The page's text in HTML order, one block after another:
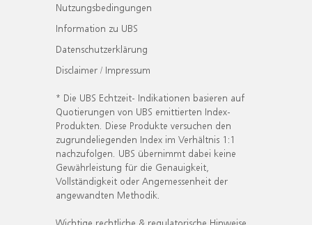
Nutzungsbedingungen
Information zu UBS
Datenschutzerklärung
Disclaimer / Impressum
* Die UBS Echtzeit- Indikationen basieren auf
Quotierungen von UBS emittierten Index-
Produkten. Diese Produkte versuchen den
zugrundeliegenden Index im Verhältnis 1:1
nachzufolgen. UBS übernimmt dabei keine
Gewährleistung für die Genauigkeit,
Vollständigkeit oder Angemessenheit der
angewandten Methodik.